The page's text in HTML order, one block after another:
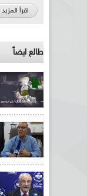
اقرأ المزيد
طالع ايضاً